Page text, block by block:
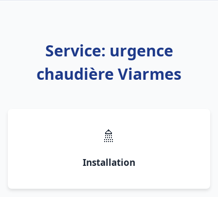
Service: urgence
chaudière Viarmes
🚿
Installation